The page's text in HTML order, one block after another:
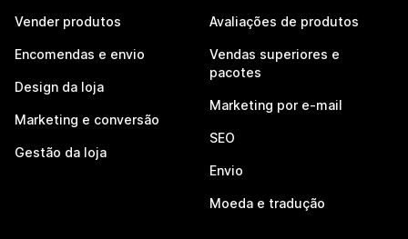
Vender produtos
Encomendas e envio
Design da loja
Marketing e conversão
Gestão da loja
Avaliações de produtos
Vendas superiores e
pacotes
Marketing por e-mail
SEO
Envio
Moeda e tradução